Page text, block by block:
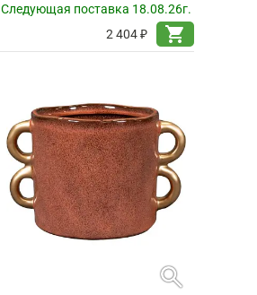
Следующая поставка 18.08.26г.
2 404 ₽
shopping_cart
search